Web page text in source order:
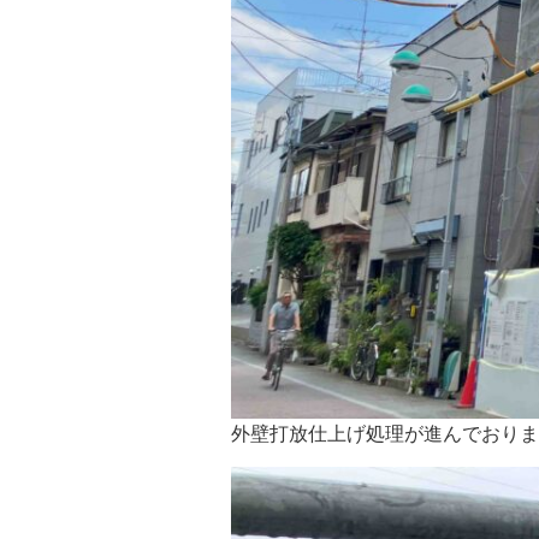
外壁打放仕上げ処理が進んでおり